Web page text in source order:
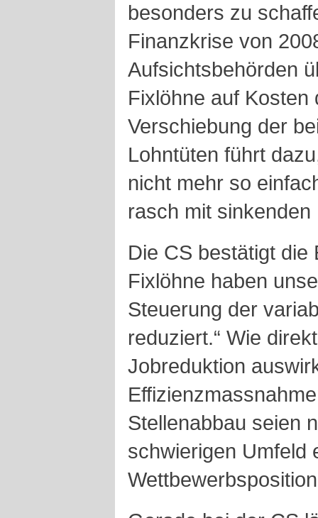
besonders zu
Finanzkrise von
Aufsichtsbehörden
Fixlöhne auf Kosten
Verschiebung der
Lohntüten führt
nicht mehr so
rasch mit
Die CS bestätigt die
Fixlöhne haben
Steuerung der
reduziert.“ Wie
Jobreduktion
Stellenabbau seien
schwierigen Umfeld